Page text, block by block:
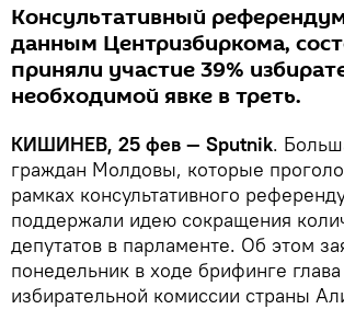
Консультативный
данным Центризбиркома,
приняли участие 39%
необходимой явке в треть.
КИШИНЕВ, 25 фев — Sputnik.
граждан Молдовы, которые
рамках консультативного
поддержали идею сокращения
депутатов в парламенте. Об этом
понедельник в ходе брифинге
избирательной комиссии страны